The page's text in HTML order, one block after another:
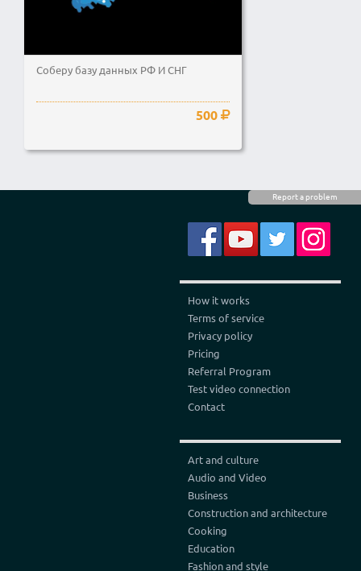
Report a problem
Соберу базу данных РФ И СНГ
500
How it works
Terms of service
Privacy policy
Pricing
Referral Program
Test video connection
Contact
Art and culture
Audio and Video
Business
Construction and architecture
Cooking
Education
Fashion and style